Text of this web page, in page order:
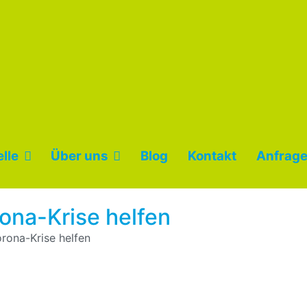
Über uns Blog Kontakt
Krise helfen
Krise helfen